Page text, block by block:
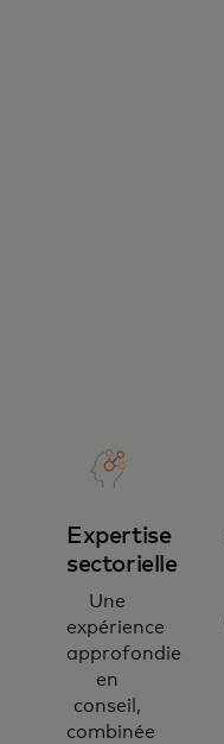
Expertise
sectorielle
Une
expérience
approfondie
en
conseil,
combinée